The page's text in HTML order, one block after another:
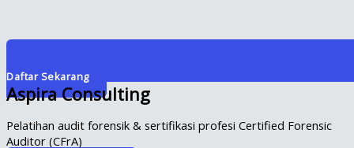
Daftar Sekarang
Aspira Consulting
Pelatihan audit forensik & sertifikasi profesi Certified Forensic
Auditor (CFrA)